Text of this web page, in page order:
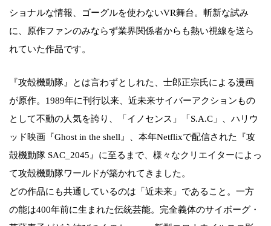
ショナルな情報、ゴーグルを使わないVR舞台。斬新な試み
に、原作ファンのみならず業界関係者からも熱い視線を送ら
れていた作品です。
『攻殻機動隊』とは言わずとしれた、士郎正宗氏による漫画
が原作。1989年に刊行以来、近未来サイバーアクションもの
として不動の人気を誇り、「イノセンス」「S.A.C」、ハリウ
ッド映画『Ghost in the shell』、本年Netflixで配信された『攻
殻機動隊 SAC_2045』に至るまで、様々なクリエイターによっ
て攻殻機動隊ワールドが築かれてきました。
どの作品にも共通しているのは「近未来」であること。一方
の能は400年前に生まれた伝統芸能。完全義体のサイボーグ・